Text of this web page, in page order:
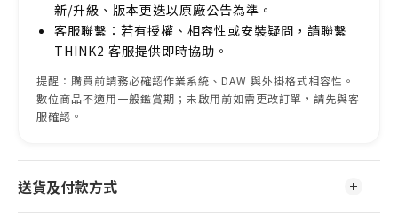
新/升級、版本更迭以原廠公告為準。
客服聯繫：若有授權、相容性或安裝疑問，請聯繫
THINK2 客服提供即時協助。
提醒：購買前請務必確認作業系統、DAW 與外掛格式相容性。
數位商品不適用一般鑑賞期；未啟用前如需更改訂單，請先與客
服確認。
送貨及付款方式